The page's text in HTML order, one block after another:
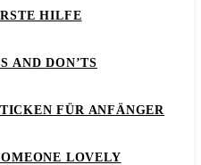
HILFE
AND DON’TS
FÜR ANFÄNGER
LOVELY